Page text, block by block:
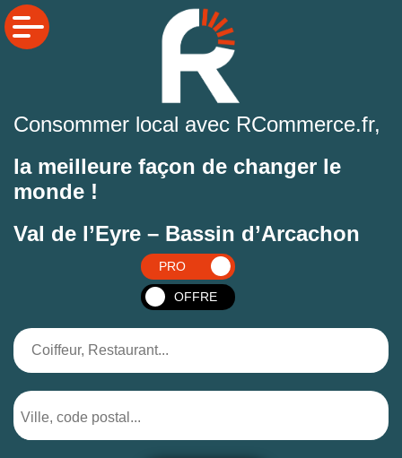
Consommer local avec RCommerce.fr,
la meilleure façon de changer le
monde !
Val de l’Eyre – Bassin d’Arcachon
PRO
OFFRE